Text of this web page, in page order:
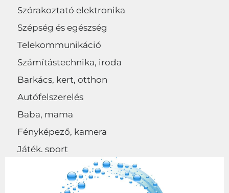
Szórakoztató elektronika
Szépség és egészség
Telekommunikáció
Számítástechnika, iroda
Barkács, kert, otthon
Autófelszerelés
Baba, mama
Fényképező, kamera
Játék, sport